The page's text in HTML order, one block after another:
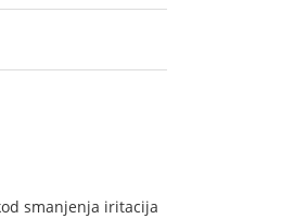
smanjenja iritacija